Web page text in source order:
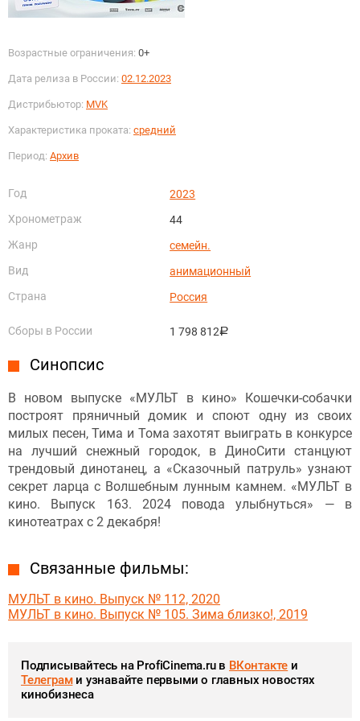
Возрастные ограничения: 0+
Дата релиза в России: 02.12.2023
Дистрибьютор: MVK
Характеристика проката: средний
Период: Архив
Год
2023
Хронометраж
44
Жанр
семейн.
Вид
анимационный
Страна
Россия
Сборы в России 1 798 812руб.
Синопсис
В новом выпуске «МУЛЬТ в кино» Кошечки-собачки
построят пряничный домик и споют одну из своих
милых песен, Тима и Тома захотят выиграть в конкурсе
на лучший снежный городок, в ДиноСити станцуют
трендовый динотанец, а «Сказочный патруль» узнают
секрет ларца с Волшебным лунным камнем. «МУЛЬТ в
кино. Выпуск 163. 2024 повода улыбнуться» — в
кинотеатрах с 2 декабря!
Связанные фильмы:
МУЛЬТ в кино. Выпуск № 112, 2020
МУЛЬТ в кино. Выпуск № 105. Зима близко!, 2019
Подписывайтесь на ProfiCinema.ru в ВКонтакте и
Телеграми узнавайте первыми о главных новостях
кинобизнеса